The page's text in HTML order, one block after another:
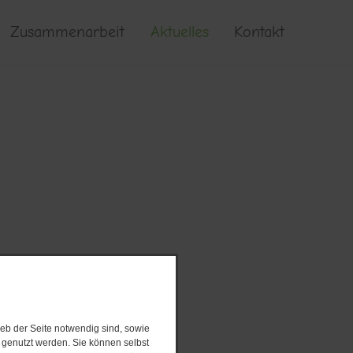
der Seite notwendig sind, sowie
werden. Sie können selbst
Zusammenarbeit Aktuelles Kontakt